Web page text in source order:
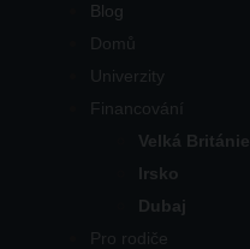
Blog
Domů
Univerzity
Financování
Velká Británie
Irsko
Dubaj
Pro rodiče